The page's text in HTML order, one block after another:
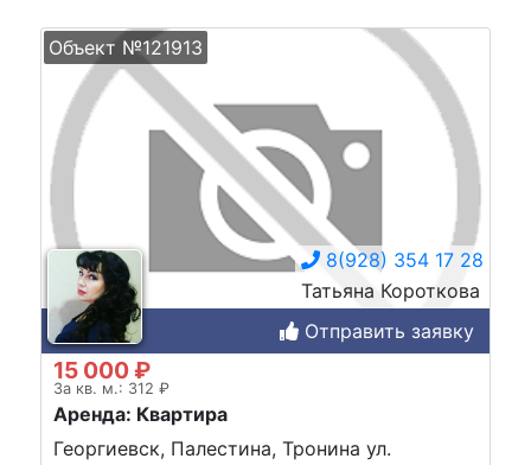
Объект №121913
8(928) 354 17 28
Татьяна Короткова
Отправить заявку
15 000 ₽
За кв. м.: 312 ₽
Аренда: Квартира
Георгиевск, Палестина, Тронина ул.